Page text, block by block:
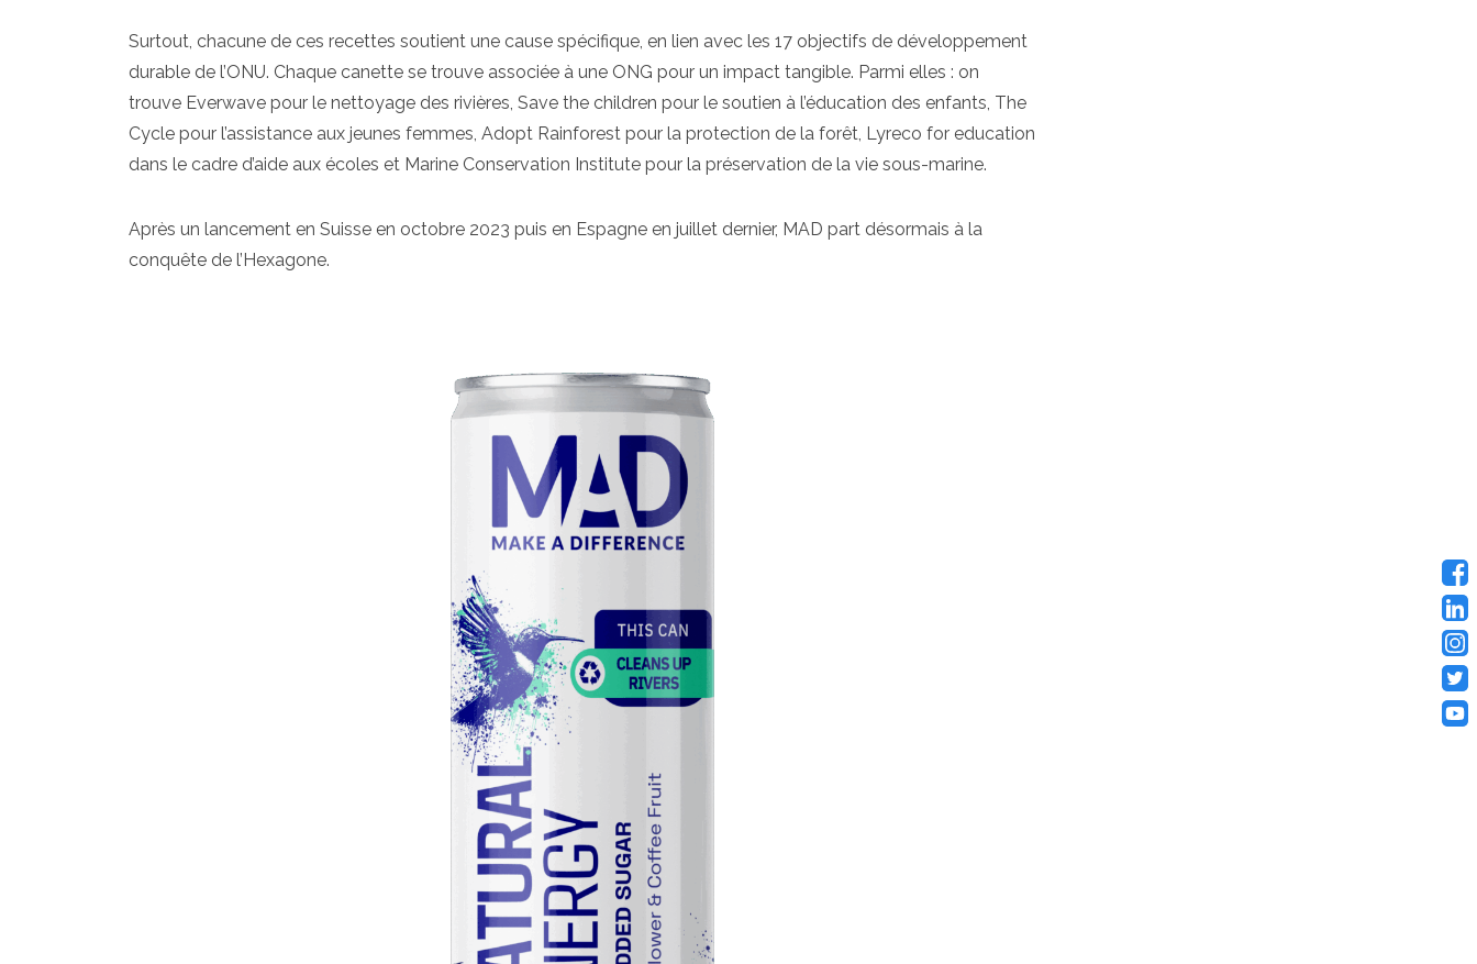
Surtout, chacune de ces recettes soutient une cause spécifique, en lien avec les 17 objectifs de développement
durable de l’ONU. Chaque canette se trouve associée à une ONG pour un impact tangible. Parmi elles : on
trouve Everwave pour le nettoyage des rivières, Save the children pour le soutien à l’éducation des enfants, The
Cycle pour l’assistance aux jeunes femmes, Adopt Rainforest pour la protection de la forêt, Lyreco for education
dans le cadre d’aide aux écoles et Marine Conservation Institute pour la préservation de la vie sous-marine.
Après un lancement en Suisse en octobre 2023 puis en Espagne en juillet dernier, MAD part désormais à la
conquête de l’Hexagone.